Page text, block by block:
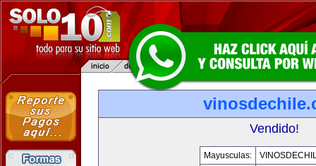
Vendido!
Mayusculas: